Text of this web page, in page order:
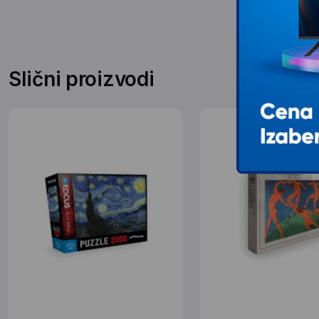
Slični proizvodi